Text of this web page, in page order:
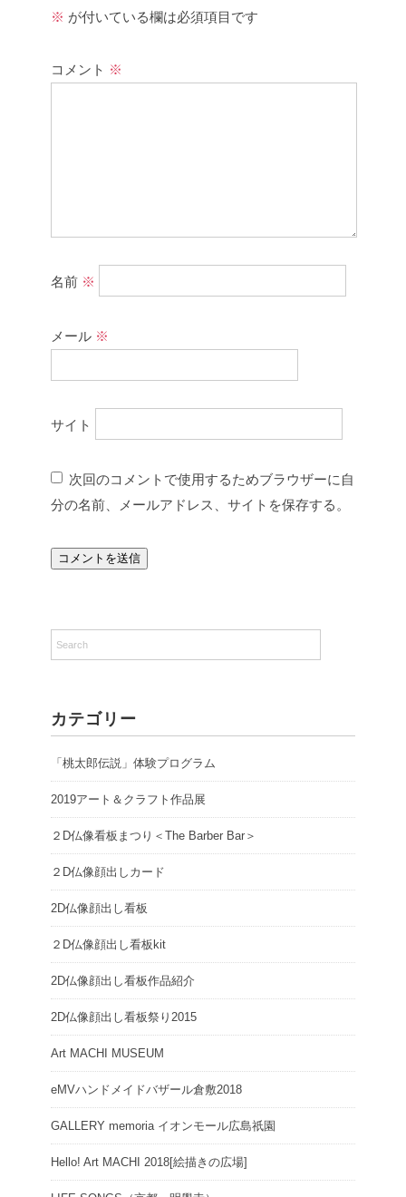
※ が付いている欄は必須項目です
コメント ※
名前 ※
メール ※
サイト
次回のコメントで使用するためブラウザーに自
分の名前、メールアドレス、サイトを保存する。
カテゴリー
「桃太郎伝説」体験プログラム
2019アート＆クラフト作品展
２D仏像看板まつり＜The Barber Bar＞
２D仏像顔出しカード
2D仏像顔出し看板
２D仏像顔出し看板kit
2D仏像顔出し看板作品紹介
2D仏像顔出し看板祭り2015
Art MACHI MUSEUM
eMVハンドメイドバザール倉敷2018
GALLERY memoria イオンモール広島祇園
Hello! Art MACHI 2018[絵描きの広場]